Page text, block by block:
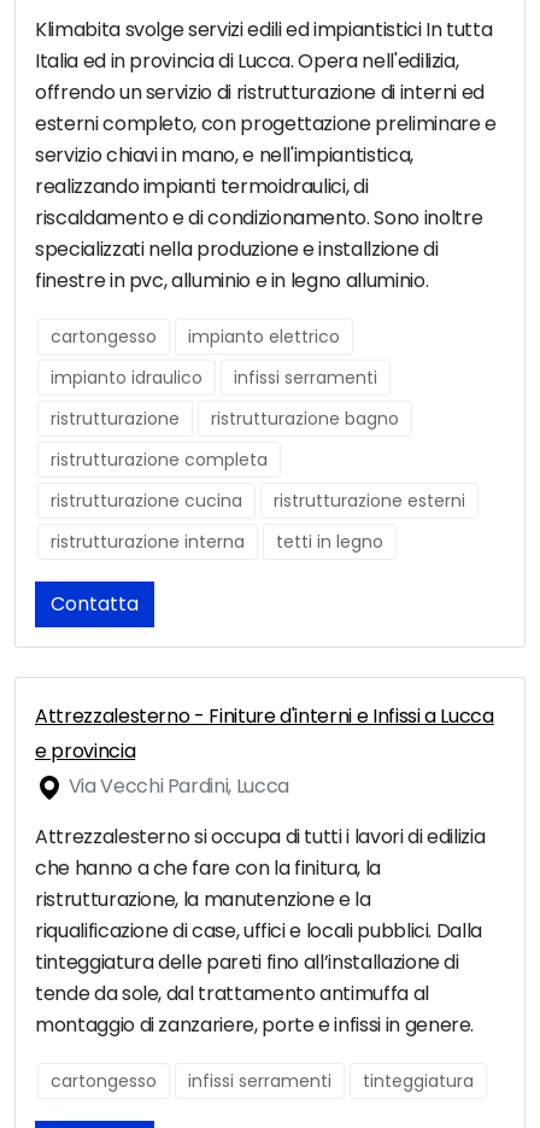
Klimabita svolge servizi edili ed impiantistici In tutta
Italia ed in provincia di Lucca. Opera nell'edilizia,
offrendo un servizio di ristrutturazione di interni ed
esterni completo, con progettazione preliminare e
servizio chiavi in mano, e nell'impiantistica,
realizzando impianti termoidraulici, di
riscaldamento e di condizionamento. Sono inoltre
specializzati nella produzione e installzione di
finestre in pvc, alluminio e in legno alluminio.
cartongesso
impianto elettrico
impianto idraulico
infissi serramenti
ristrutturazione
ristrutturazione bagno
ristrutturazione completa
ristrutturazione cucina
ristrutturazione esterni
ristrutturazione interna
tetti in legno
Contatta
Attrezzalesterno - Finiture d'interni e Infissi a Lucca
e provincia
Via Vecchi Pardini, Lucca
Attrezzalesterno si occupa di tutti i lavori di edilizia
che hanno a che fare con la finitura, la
ristrutturazione, la manutenzione e la
riqualificazione di case, uffici e locali pubblici. Dalla
tinteggiatura delle pareti fino all’installazione di
tende da sole, dal trattamento antimuffa al
montaggio di zanzariere, porte e infissi in genere.
cartongesso infissi serramenti tinteggiatura